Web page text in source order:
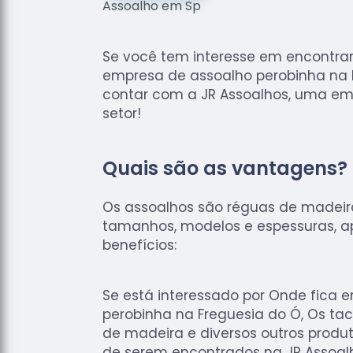
Se você tem interesse em
empresa de assoalho perobinha na
contar com a JR Assoalhos, uma
setor!
Quais são as vantagens?
Os assoalhos são réguas de
tamanhos, modelos e espessuras,
benefícios:
Se está interessado por Onde fica
perobinha na Freguesia do Ó, Os
de madeira e diversos outros